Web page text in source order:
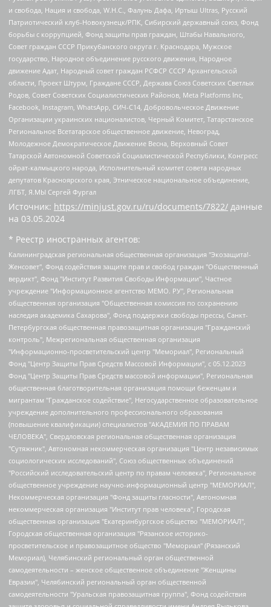
и свобода, Нация и свобода, W.H.С., Фалунь Дафа, Иртыш Ultras, Русский
Патриотический клуб-Новокузнецк/РПК, Сибирский державный союз, Фонд
борьбы с коррупцией, Фонд защиты прав граждан, Штабы Навального,
Совет граждан СССР Прикубанского округа г. Краснодара, Мужское
государство, Народное объединение русского движения, Народное
движение Адат, Народный совет граждан РСФСР СССР Архангельской
области, Проект Штурм, Граждане СССР, Держава Союз Советских Светлых
Родов, Совет Советских Социалистических Районов, Meta Platforms Inc,
Facebook, Instagram, WhatsApp, СИЧ-С14, Добровольческое Движение
Организации украинских националистов, Черный Комитет, Татарстанское
Региональное Всетатарское общественное движение, Невоград,
Молодежное Демократическое Движение Весна, Верховный Совет
Татарской Автономной Советской Социалистической Республики, Конгресс
ойрат-калмыцкого народа, Исполнительный комитет совета народных
депутатов Красноярского края, Этническое национальное объединение,
ЛГБТ, Я.МЫ Сергей Фургал
Источник: https://minjust.gov.ru/ru/documents/7822/ данные
на 03.05.2024
* Реестр иностранных агентов:
Калининградская региональная общественная организация "Экозащита!-Женсовет", Фонд содействия защите прав и свобод граждан "Общественный вердикт", Фонд "Институт Развития Свободы Информации", Частное учреждение "Информационное агентство МЕМО. РУ", Региональная общественная организация "Общественная комиссия по сохранению наследия академика Сахарова", Фонд поддержки свободы прессы, Санкт-Петербургская общественная правозащитная организация "Гражданский контроль", Межрегиональная общественная организация "Информационно-просветительский центр "Мемориал", Региональный Фонд "Центр Защиты Прав Средств Массовой Информации", с 05.12.2023 Фонд "Центр Защиты Прав Средств массовой информации", Региональная общественная благотворительная организация помощи беженцам и мигрантам "Гражданское содействие", Негосударственное образовательное учреждение дополнительного профессионального образования (повышение квалификации) специалистов "АКАДЕМИЯ ПО ПРАВАМ ЧЕЛОВЕКА", Свердловская региональная общественная организация "Сутяжник", Автономная некоммерческая организация "Центр независимых социологических исследований", Союз общественных объединений "Российский исследовательский центр по правам человека", Региональное общественное учреждение научно-информационный центр "МЕМОРИАЛ", Некоммерческая организация "Фонд защиты гласности", Автономная некоммерческая организация "Институт прав человека", Городская общественная организация "Екатеринбургское общество "МЕМОРИАЛ", Городская общественная организация "Рязанское историко-просветительское и правозащитное общество "Мемориал" (Рязанский Мемориал), Челябинский региональный орган общественной самодеятельности – женское общественное объединение "Женщины Евразии", Челябинский региональный орган общественной самодеятельности "Уральская правозащитная группа", Фонд содействия защите здоровья и социальной справедливости имени Андрея Рылькова, Автономная Некоммерческая Организация "Аналитический Центр Юрия Левады", Автономная некоммерческая организация социальной поддержки населения "Проект Апрель", Региональная общественная организация помощи женщинам и детям, находящимся в кризисной ситуации "Информационно-методический центр "Анна", Фонд содействия развитию массовых коммуникаций и правовому просвещению "Так-так-Так", Фонд содействия устойчивому развитию "Серебряная тайга", Свердловский региональный общественный фонд социальных проектов "Новое время", "Idel.Реалии", Кавказ.Реалии, Крым.Реалии, Телеканал Настоящее Время, Татаро-башкирская служба Радио Свобода (Azatliq Radiosi), Радио Свободная Европа/Радио Свобода (PCE/PC), "Сибирь.Реалии", "Фактограф", Благотворительный фонд помощи осужденным и их семьям, Автономная некоммерческая организация "Институт глобализации и социальных движений", Фонд "В защиту прав заключенных", Частное учреждение "Центр поддержки и содействия развитию средств массовой информации", Пензенский региональный общественный благотворительный фонд "Гражданский союз", "Север.Реалии", Некоммерческая организация Фонд "Правовая инициатива", Общество с ограниченной ответственностью "Радио Свободная Европа/Радио Свобода", Чешское информационное агентство "MEDIUM-ORIENT", Красноярская региональная общественная организация "Мы против СПИДа", Камалягин Денис Николаевич, Маркелов Сергей Евгеньевич, Пономарев Лев Александрович, Савицкая Людмила Алексеевна, Автономная некоммерческая организация "Центр по работе с проблемой насилия "НАСИЛИЮ.НЕТ", Межрегиональный профессиональный союз работников здравоохранения "Альянс врачей", Юридическое лицо, зарегистрированное в Латвийской Республике, SIA "Medusa Project" (регистрационный номер 40103797863, дата регистрации 10.06.2014), Некоммерческая организация "Фонд по борьбе с коррупцией", Автономная некоммерческая организация "Институт права и публичной политики", Баданин Роман Сергеевич, Гликин Максим Александрович, Железнова Мария Михайловна, Лукьянова Юлия Сергеевна, Маетная Елизавета Витальевна, Маняхин Петр Борисович, Чуракова Ольга Владимировна, Ярош Юлия Петровна, Юридическое лицо "The Insider SIA", зарегистрированное в Риге, Латвийская Республика (дата регистрации 26.06.2015), являющееся администратором доменного имени интернет-издания "The Insider SIA", https://theins.ru, Постернак Алексей Евгеньевич, Рубин Михаил Аркадьевич, Анин Роман Александрович, Юридическое лицо Istories fonds, зарегистрированное в Латвийской Республике (регистрационный номер 50008295751, дата регистрации 24.02.2020), Великовский Дмитрий Александрович, Долинина Ирина Николаевна, Мароховская Алеся Алексеевна, Шлейнов Роман Юрьевич, Шмагун Олеся Валентиновна, Общество с ограниченной ответственностью "Альтаир 2021", Общество с ограниченной ответственностью "Вега 2021", Общество с ограниченной ответственностью "Главный редактор 2021", Общество с ограниченной ответственностью "Ромашки монолит", Важенков Артем Валерьевич, Ивановская областная общественная организация "Центр гендерных исследований", Гурман Юрий Альбертович, Медиапроект "ОВД-Инфо", Егоров Владимир Владимирович, Жилинский Владимир Александрович, Общество с ограниченной ответственностью "ЗП", Иванова София Юрьевна, Карезина Инна Павловна, Кильтау Екатерина Викторовна, Петров Алексей Викторович, Пискунов Сергей Евгеньевич, Смирнов Сергей Сергеевич, Тихонов Михаил Сергеевич, Общество с ограниченной ответственностью "ЖУРНАЛИСТ-ИНОСТРАННЫЙ АГЕНТ", Арапова Галина Юрьевна, Вольтская Татьяна Анатольевна, Американская компания "Mason G.E.S. Anonymous Foundation" (США), являющаяся владельцем интернет-издания https://mnews.world/, Компания "Stichting Bellingcat", зарегистрированная в Нидерландах (дата регистрации 11.07.2018), Захаров Андрей Вячеславович, Клепиковская Екатерина Дмитриевна, Общество с ограниченной ответственностью "МЕМО", Перл Роман Александрович, Симонов Евгений Алексеевич, Соловьева Елена Анатольевна, Сотников Даниил Владимирович, Сурначева Елизавета Дмитриевна, Автономная некоммерческая организация по защите прав человека и информированию населения "Якутия – Наше Мнение", Общество с ограниченной ответственностью "Москоу диджитал медиа", с 26.01.2023 Общество с ограниченной ответственностью "Чайка Белые сады", Ветошкина Валерия Валерьевна, Заговора Максим Александрович, Межрегиональное общественное движение "Российская ЛГБТ - сеть", Оленичев Максим Владимирович, Павлов Иван Юрьевич, Скворцова Елена Сергеевна, Общество с ограниченной ответственностью "Как бы инагент", Кочетков Игорь Викторович, Общество с ограниченной ответственностью "Честные выборы", Еланчик Олег Александрович, Общество с ограниченной ответственностью "Нобелевский призыв", Гималова Регина Эмилевна, Григорьев Андрей Валерьевич, Григорьева Алина Александровна, Ассоциация по содействию защите прав призывников, альтернативнослужащих и военнослужащих "Правозащитная группа "Гражданин.Армия.Право", Хисамова Регина Фаритовна, Автономная некоммерческая организация по реализации социально-правовых программ "Лилит", Дальневосточное общественное движение "Маяк", Санкт-Петербургская ЛГБТ-инициативная группа "Выход", Инициативная группа ЛГБТ+ "Реверс", Алексеев Андрей Викторович, Бекбулатова Таисия Львовна, Беляев Иван Михайлович, Владыкина Елена Сергеевна, Гельман Марат Александрович, Никульшина Вероника Юрьевна, Толоконникова Надежда Андреевна, Шендерович Виктор Анатольевич, Общество с ограниченной ответственностью "Данное сообщение", Общество с ограниченной ответственностью Издательский дом "Новая глава", Айнбиндер Александра Александровна, Московский комьюнити-центр для ЛГБТ+инициатив, Благотворительный фонд развития филантропии, Deutsche Welle (Германия, Kurt-Schumacher-Strasse 3, 53113 Bonn), Борзунова Мария Михайловна, Воробьев Виктор Викторович, Голубева Анна Львовна, Константинова Алла Михайловна, Малкова Ирина Владимировна, Мурадов Мурад Абдулгалимович, Осетинская Елизавета Николаевна, Понасенков Евгений Николаевич, Ганапольский Матвей Юрьевич, Киселев Евгений Алексеевич, Борухович Ирина Григорьевна, Дремин Иван Тимофеевич, Дубровский Дмитрий Викторович, Красноярская региональная общественная организация поддержки и развития альтернативных образовательных технологий и межкультурных коммуникаций "ИНТЕРРА", Маяковская Екатерина Алексеевна, Фейгин Марк Захарович, Филимонов Андрей Викторович, Дзугкоева Регина Николаевна, Доброхотов Роман Александрович, Дудь Юрий Александрович, Елкин Сергей Владимирович, Кругликов Кирилл Игоревич, Сабунаева Мария Леонидовна, Семенов Алексей Владимирович, Шаинян Карен Багратович, Шульман Екатерина Михайловна, Асафьев Артур Валерьевич, Вахштайн Виктор Семенович, Венедиктов Алексей Алексеевич, Лушникова Екатерина Евгеньевна, Волков Леонид Михайлович, Невзоров Александр Глебович, Пархоменко Сергей Борисович, Сироткин Ярослав Николаевич, Кара-Мурза Владимир Владимирович, Баранова Наталья Владимировна, Гозман Леонид Яковлевич, Кагарлицкий Борис Юльевич, Климарев Михаил Валерьевич, Милов Владимир Станиславович, Автономная некоммерческая организация Краснодарский центр современного искусства "Типография", Моргенштерн Алишер Тагирович, Соболь Любовь Эдуардовна, Общество с ограниченной ответственностью "ЛИЗА НОРМ", Каспаров Гарри Кимович, Ходорковский Михаил Борисович, Общество с ограниченной ответственностью "Апрельские тезисы", Данилович Ирина Брониславовна, Кашин Олег Владимирович, Петров Николай Владимирович, Пивоваров Алексей Владимирович, Соколов Михаил Владимирович, Цветкова Юлия Владимировна, Чичваркин Евгений Александрович, Комитет против пыток/Команда против пыток, Общество с ограниченной ответственностью "Первый научный", Общество с ограниченной ответственностью "Вертолет и ко", Белоцерковская Вероника Борисовна, Кац Максим Евгеньевич, Лазарева Татьяна Юрьевна, Шаведдинов Руслан Табризович, Яшин Илья Валерьевич, Общество с ограниченной ответственностью "Иноагент ААВ", Алешковский Дмитрий Петрович, Альбац Евгения Марковна, Быков Дмитрий Львович, Галямина Юлия Евгеньевна, Лойко Сергей Леонидович, Мартынов Кирилл Константинович, Медведев Сергей Александрович, Крашенинников Федор Геннадиевич, Гордеева Катерина Вл